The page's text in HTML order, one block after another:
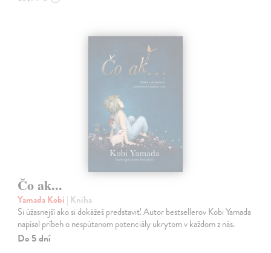
Čo ak...
Yamada Kobi | Kniha
Si úžasnejší ako si dokážeš predstaviť. Autor bestsellerov Kobi Yamada
napísal príbeh o nespútanom potenciály ukrytom v každom z nás.
Do 5 dní